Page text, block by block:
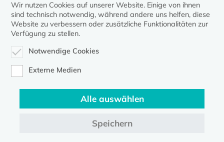
Diese Seite gehört zum Portalkirche-mv.de
Evangelische Kirche in Mecklenburg-Vorpommern © 2026
Wir nutzen Cookies auf unserer Website. Einige von ihnen
sind technisch notwendig, während andere uns helfen, diese
Website zu verbessern oder zusätzliche Funktionalitäten zur
Verfügung zu stellen.
Notwendige Cookies
Externe Medien
Alle auswählen
Speichern